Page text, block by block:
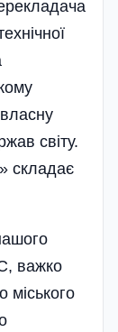
світу.
складає
важко
міського